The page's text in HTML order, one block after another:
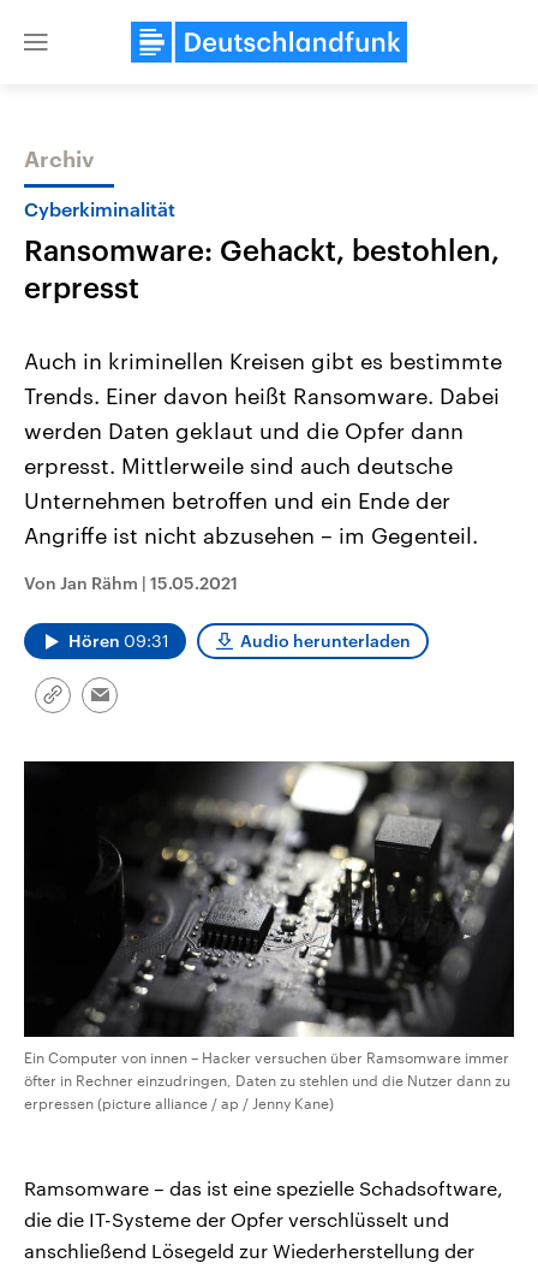
Close
Themen
Aktuelle Beiträge, Analysen und
Hintergründe
Wirtschaftlich und militärisch
gehören die Vereinigten Staaten zu
den mächtigsten Ländern der Erde,
mit großem Einfluss auf das
aktuelle Weltgeschehen.
Nahostkonflikt
Aktuelle Lage und
Der Überfall der
Terrororganisation Hamas
Oktober 2023 auf Israel
Region wieder die Gewalt
Israel möchte die Hamas
Diese wird wie die
Archiv
Cyberkiminalität
Ransomware: Gehackt, bestohlen,
erpresst
Auch in kriminellen Kreisen gibt es bestimmte
Trends. Einer davon heißt Ransomware. Dabei
werden Daten geklaut und die Opfer dann
erpresst. Mittlerweile sind auch deutsche
Unternehmen betroffen und ein Ende der
Angriffe ist nicht abzusehen – im Gegenteil.
Von Jan Rähm | 15.05.2021
Hören 09:31 Audio herunterladen
Link
Email
Ein Computer von innen – Hacker versuchen über Ramsomware immer
öfter in Rechner einzudringen, Daten zu stehlen und die Nutzer dann zu
erpressen (picture alliance / ap / Jenny Kane)
Ramsomware – das ist eine spezielle Schadsoftware,
die die IT-Systeme der Opfer verschlüsselt und
anschließend Lösegeld zur Wiederherstellung der